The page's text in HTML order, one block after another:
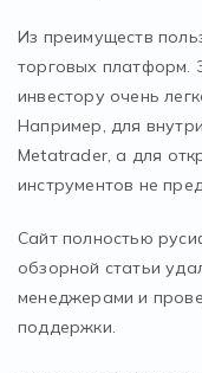
Из преимуществ
торговых платформ.
инвестору очень
Например, для
Metatrader, а для
инструментов не
Сайт полностью
обзорной статьи
менеджерами и
поддержки.